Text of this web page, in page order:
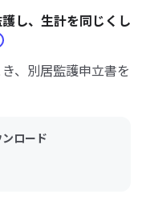
し、生計を同じくし
、別居監護申立書を
ロード